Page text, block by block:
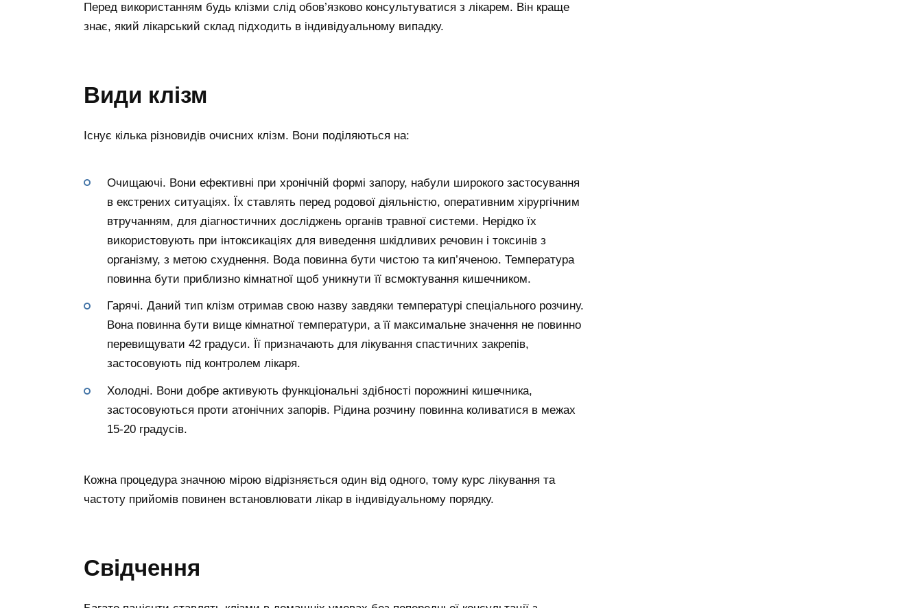
Перед використанням будь клізми слід обов’язково консультуватися з лікарем. Він краще
знає, який лікарський склад підходить в індивідуальному випадку.
Види клізм
Існує кілька різновидів очисних клізм. Вони поділяються на:
Очищаючі. Вони ефективні при хронічній формі запору, набули широкого застосування
в екстрених ситуаціях. Їх ставлять перед родової діяльністю, оперативним хірургічним
втручанням, для діагностичних досліджень органів травної системи. Нерідко їх
використовують при інтоксикаціях для виведення шкідливих речовин і токсинів з
організму, з метою схуднення. Вода повинна бути чистою та кип’яченою. Температура
повинна бути приблизно кімнатної щоб уникнути її всмоктування кишечником.
Гарячі. Даний тип клізм отримав свою назву завдяки температурі спеціального розчину.
Вона повинна бути вище кімнатної температури, а її максимальне значення не повинно
перевищувати 42 градуси. Її призначають для лікування спастичних закрепів,
застосовують під контролем лікаря.
Холодні. Вони добре активують функціональні здібності порожнині кишечника,
застосовуються проти атонічних запорів. Рідина розчину повинна коливатися в межах
15-20 градусів.
Кожна процедура значною мірою відрізняється один від одного, тому курс лікування та
частоту прийомів повинен встановлювати лікар в індивідуальному порядку.
Свідчення